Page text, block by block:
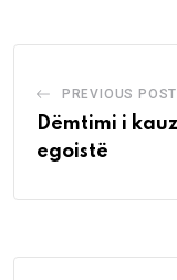
PREVIOUS POST
Dëmtimi i
egoistë